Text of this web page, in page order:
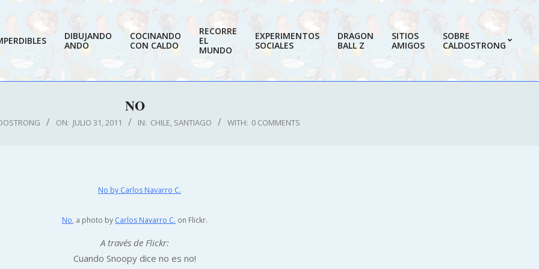
DIBUJANDO
ANDO
COCINANDO
CON CALDO
RECORRE
EL
MUNDO
EXPERIMENTOS
SOCIALES
DRAGON
BALL Z
SITIOS
AMIGOS
SOBRE
CALDOSTRONG
NO
ON: JULIO 31, 2011 IN: CHILE, SANTIAGO WITH: 0 COMMENTS
No, a photo by Carlos Navarro C. on Flickr.
A través de Flickr:
Cuando Snoopy dice no es no!